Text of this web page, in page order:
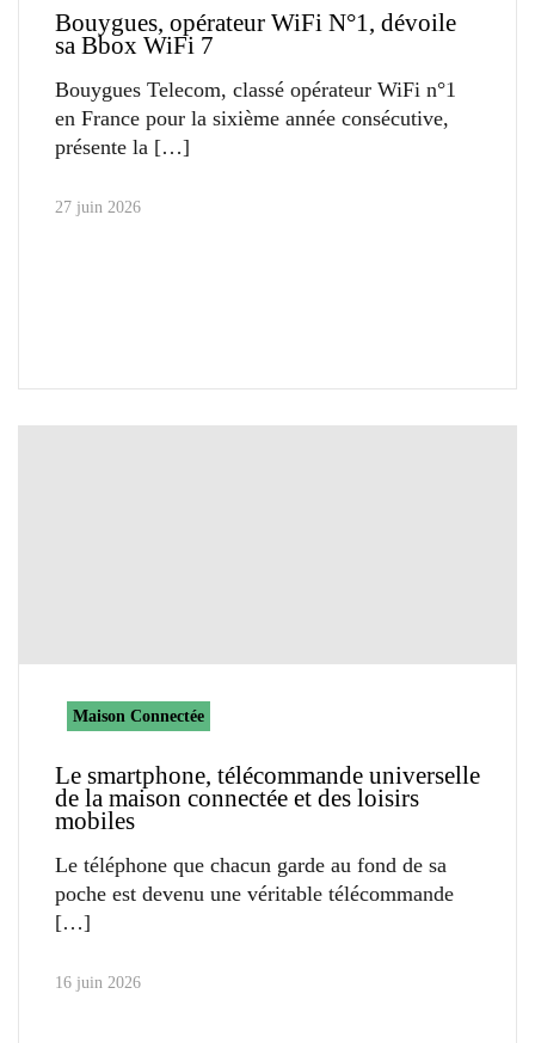
Bouygues, opérateur WiFi N°1, dévoile
sa Bbox WiFi 7
Bouygues Telecom, classé opérateur WiFi n°1
en France pour la sixième année consécutive,
présente la
27 juin 2026
Maison Connectée
Le smartphone, télécommande universelle
de la maison connectée et des loisirs
mobiles
Le téléphone que chacun garde au fond de sa
poche est devenu une véritable télécommande
16 juin 2026